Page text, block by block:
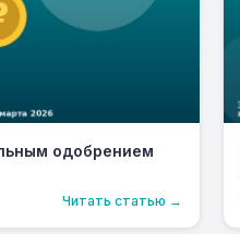
одобрением
Читать статью →